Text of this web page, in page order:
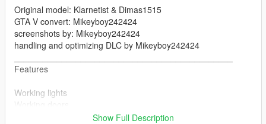
Original model: Klarnetist & Dimas1515
GTA V convert: Mikeyboy242424
screenshots by: Mikeyboy242424
handling and optimizing DLC by Mikeyboy242424
Features
Working lights
Show Full Description